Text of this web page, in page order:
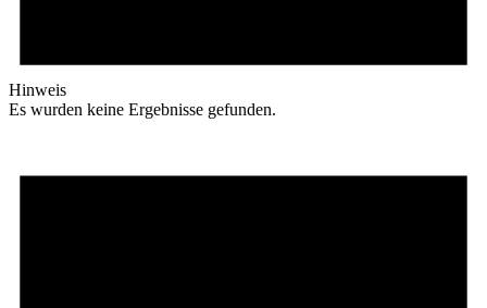
Hinweis
Es wurden keine Ergebnisse gefunden.